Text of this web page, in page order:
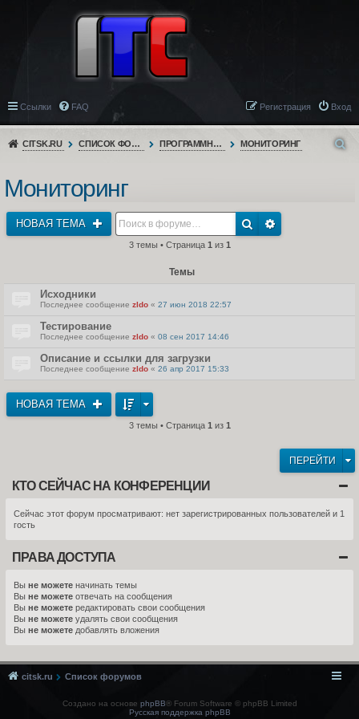
Ссылки FAQ Вход
Регистрация
CITSK.RU СПИСОК ФОРУМОВ ПРОГРАММНОЕ ОБЕСПЕЧЕНИЕ МОНИТОРИНГ
Мониторинг
НОВАЯ ТЕМА
3 темы • Страница 1 из 1
Темы
Исходники
Последнее сообщение zldo « 27 июн 2018 22:57
Тестирование
Последнее сообщение zldo « 08 сен 2017 14:46
Описание и ссылки для загрузки
Последнее сообщение zldo « 26 апр 2017 15:33
НОВАЯ ТЕМА
3 темы • Страница 1 из 1
ПЕРЕЙТИ
КТО СЕЙЧАС НА КОНФЕРЕНЦИИ
Сейчас этот форум просматривают: нет зарегистрированных пользователей и 1
гость
ПРАВА ДОСТУПА
Вы не можете начинать темы
Вы не можете отвечать на сообщения
Вы не можете редактировать свои сообщения
Вы не можете удалять свои сообщения
Вы не можете добавлять вложения
citsk.ru Список форумов
Создано на основе phpBB® Forum Software © phpBB Limited
Русская поддержка phpBB